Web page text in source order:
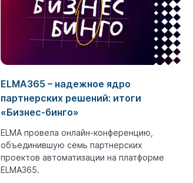
ELMA365 – надежное ядро
партнерских решений: итоги
«Бизнес-бинго»
ELMA провела онлайн-конференцию,
объединившую семь партнерских
проектов автоматизации на платформе
ELMA365.